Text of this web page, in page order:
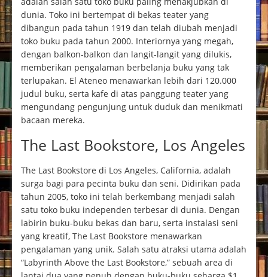
dunia. Toko ini bertempat di bekas teater yang
dibangun pada tahun 1919 dan telah diubah menjadi
toko buku pada tahun 2000. Interiornya yang megah,
dengan balkon-balkon dan langit-langit yang dilukis,
memberikan pengalaman berbelanja buku yang tak
terlupakan. El Ateneo menawarkan lebih dari 120.000
judul buku, serta kafe di atas panggung teater yang
mengundang pengunjung untuk duduk dan menikmati
bacaan mereka.
The Last Bookstore, Los Angeles
The Last Bookstore di Los Angeles, California, adalah
surga bagi para pecinta buku dan seni. Didirikan pada
tahun 2005, toko ini telah berkembang menjadi salah
satu toko buku independen terbesar di dunia. Dengan
labirin buku-buku bekas dan baru, serta instalasi seni
yang kreatif, The Last Bookstore menawarkan
pengalaman yang unik. Salah satu atraksi utama adalah
“Labyrinth Above the Last Bookstore,” sebuah area di